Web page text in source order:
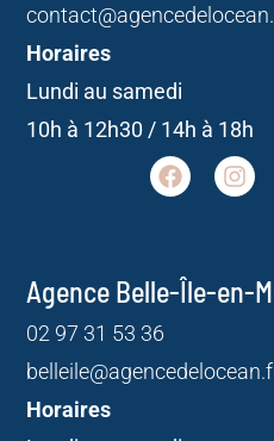
Horaires
Lundi au samedi
10h à 12h30 / 14h à 18h
Agence Belle-Île-en-
02 97 31 53 36
Horaires